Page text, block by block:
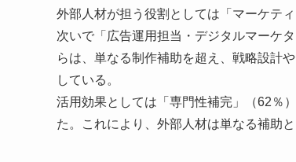
外部人材が担う役割としては「マーケテ
次いで「広告運用担当・デジタルマーケ
らは、単なる制作補助を超え、戦略設計
している。
活用効果としては「専門性補完」（62％
た。これにより、外部人材は単なる補助